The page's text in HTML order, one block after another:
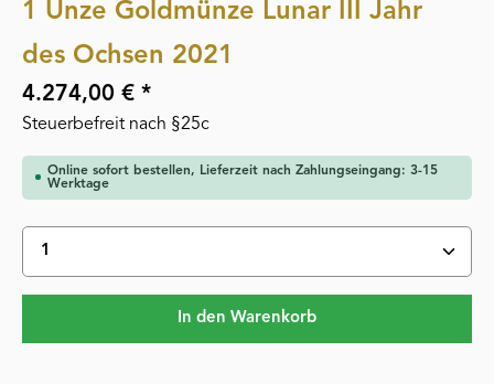
1 Unze Goldmünze Lunar III Jahr
des Ochsen 2021
4.274,00 € *
Steuerbefreit nach §25c
Online sofort bestellen, Lieferzeit nach Zahlungseingang: 3-15
Werktage
Produkt Anzahl: Gib den gewünschten Wert ein
In den Warenkorb